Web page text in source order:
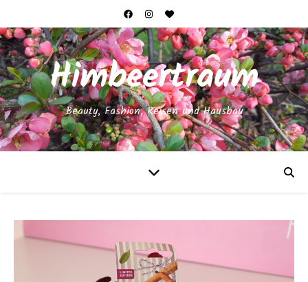
Himbeertraum
Beauty, Fashion, Reisen und Hausbau